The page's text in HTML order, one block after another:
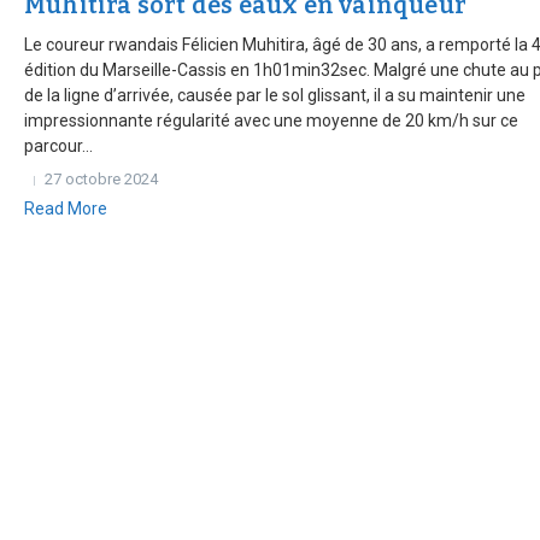
Le coureur rwandais Félicien Muhitira, âgé de 30 ans, a remporté la
édition du Marseille-Cassis en 1h01min32sec. Malgré une chute au
de la ligne d’arrivée, causée par le sol glissant, il a su maintenir une
impressionnante régularité avec une moyenne de 20 km/h sur ce
parcour...
27 octobre 2024
Read More